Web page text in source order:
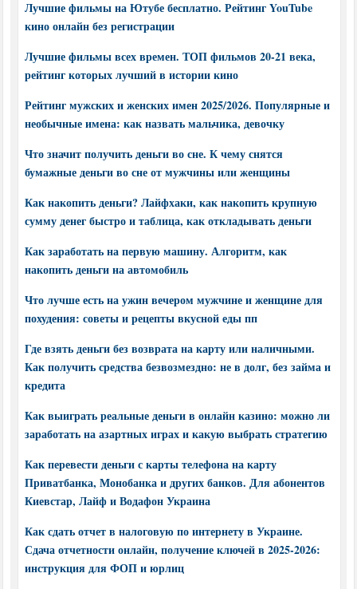
Лучшие фильмы на Ютубе бесплатно. Рейтинг YouTube
кино онлайн без регистрации
Лучшие фильмы всех времен. ТОП фильмов 20-21 века,
рейтинг которых лучший в истории кино
Рейтинг мужских и женских имен 2025/2026. Популярные и
необычные имена: как назвать мальчика, девочку
Что значит получить деньги во сне. К чему снятся
бумажные деньги во сне от мужчины или женщины
Как накопить деньги? Лайфхаки, как накопить крупную
сумму денег быстро и таблица, как откладывать деньги
Как заработать на первую машину. Алгоритм, как
накопить деньги на автомобиль
Что лучше есть на ужин вечером мужчине и женщине для
похудения: советы и рецепты вкусной еды пп
Где взять деньги без возврата на карту или наличными.
Как получить средства безвозмездно: не в долг, без займа и
кредита
Как выиграть реальные деньги в онлайн казино: можно ли
заработать на азартных играх и какую выбрать стратегию
Как перевести деньги с карты телефона на карту
Приватбанка, Монобанка и других банков. Для абонентов
Киевстар, Лайф и Водафон Украина
Как сдать отчет в налоговую по интернету в Украине.
Сдача отчетности онлайн, получение ключей в 2025-2026:
инструкция для ФОП и юрлиц